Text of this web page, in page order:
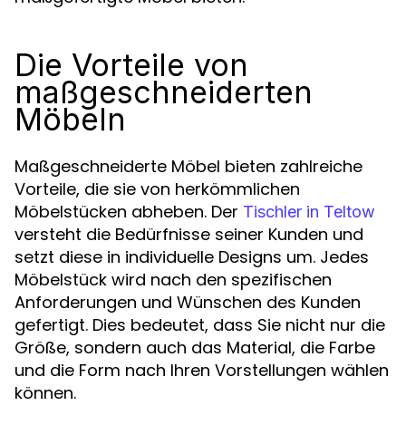
Die Vorteile von
maßgeschneiderten
Möbeln
Maßgeschneiderte Möbel bieten zahlreiche
Vorteile, die sie von herkömmlichen
Möbelstücken abheben. Der Tischler in Teltow
versteht die Bedürfnisse seiner Kunden und
setzt diese in individuelle Designs um. Jedes
Möbelstück wird nach den spezifischen
Anforderungen und Wünschen des Kunden
gefertigt. Dies bedeutet, dass Sie nicht nur die
Größe, sondern auch das Material, die Farbe
und die Form nach Ihren Vorstellungen wählen
können.